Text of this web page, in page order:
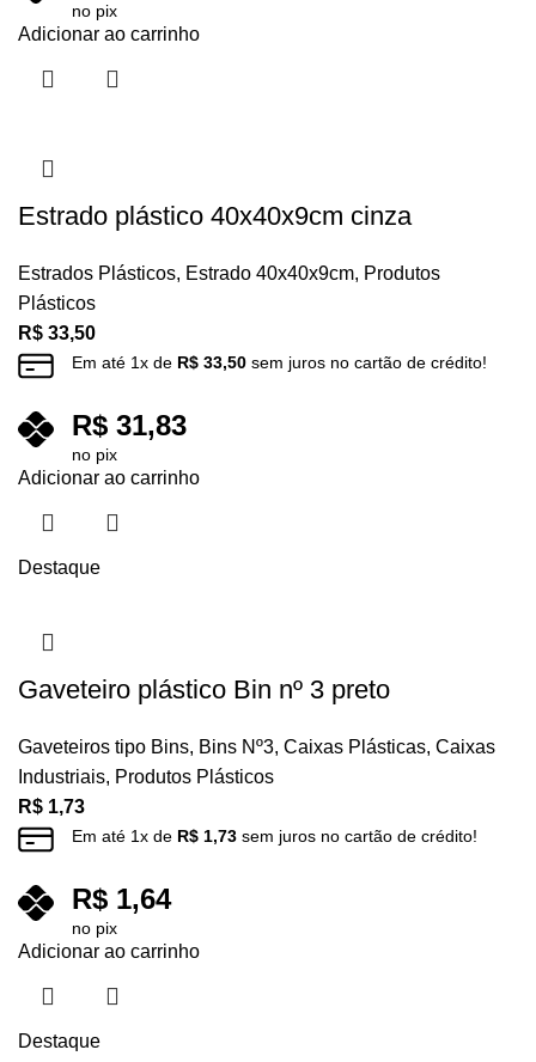
no pix
Adicionar ao carrinho
Estrado plástico 40x40x9cm cinza
Estrados Plásticos, Estrado 40x40x9cm, Produtos
Plásticos
R$ 33,50
Em até 1x de R$ 33,50 sem juros no cartão de crédito!
R$ 31,83
no pix
Adicionar ao carrinho
Destaque
Gaveteiro plástico Bin nº 3 preto
Gaveteiros tipo Bins, Bins Nº3, Caixas Plásticas, Caixas
Industriais, Produtos Plásticos
R$ 1,73
Em até 1x de R$ 1,73 sem juros no cartão de crédito!
R$ 1,64
no pix
Adicionar ao carrinho
Destaque